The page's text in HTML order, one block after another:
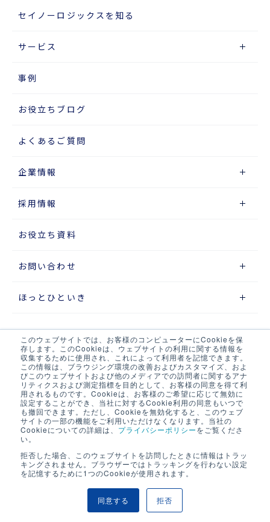
このウェブサイトでは、お客様のコンピューターにCookieを保
存します。このCookieは、ウェブサイトの利用に関する情報を
収集するために使用され、これによって利用者を記憶できます。
この情報は、ブラウジング環境の改善およびカスタマイズ、およ
びこのウェブサイトおよび他のメディアでの訪問者に関するアナ
リティクスおよび測定指標を目的として、お客様の同意を得て利
用されるものです。Cookieは、お客様のご希望に応じて無効に
設定することができ、当社に対するCookie利用の同意もいつで
も撤回できます。ただし、Cookieを無効化すると、このウェブ
サイトの一部の機能をご利用いただけなくなります。当社の
Cookieについての詳細は、 プライバシーポリシーをご覧くださ
い。
拒否した場合、このウェブサイトを訪問したときに情報はトラッ
キングされません。ブラウザーではトラッキングを行わない設定
を記憶するために1つのCookieが使用されます。
同意する 拒否
セイノーロジックスを知る
サービス
事例
お役立ちブログ
よくあるご質問
企業情報
採用情報
お役立ち資料
お問い合わせ
ほっとひといき
サイトマップ
プライバシーポリシー
ウェブアクセシビリティポリシー
当サイト・当社システムについて
LOGIX NET会員について
LOGIX NET会員規約
COPYRIGHT © SEINO LOGIX CO .,LTD. ALL RIGHTS RESERVED